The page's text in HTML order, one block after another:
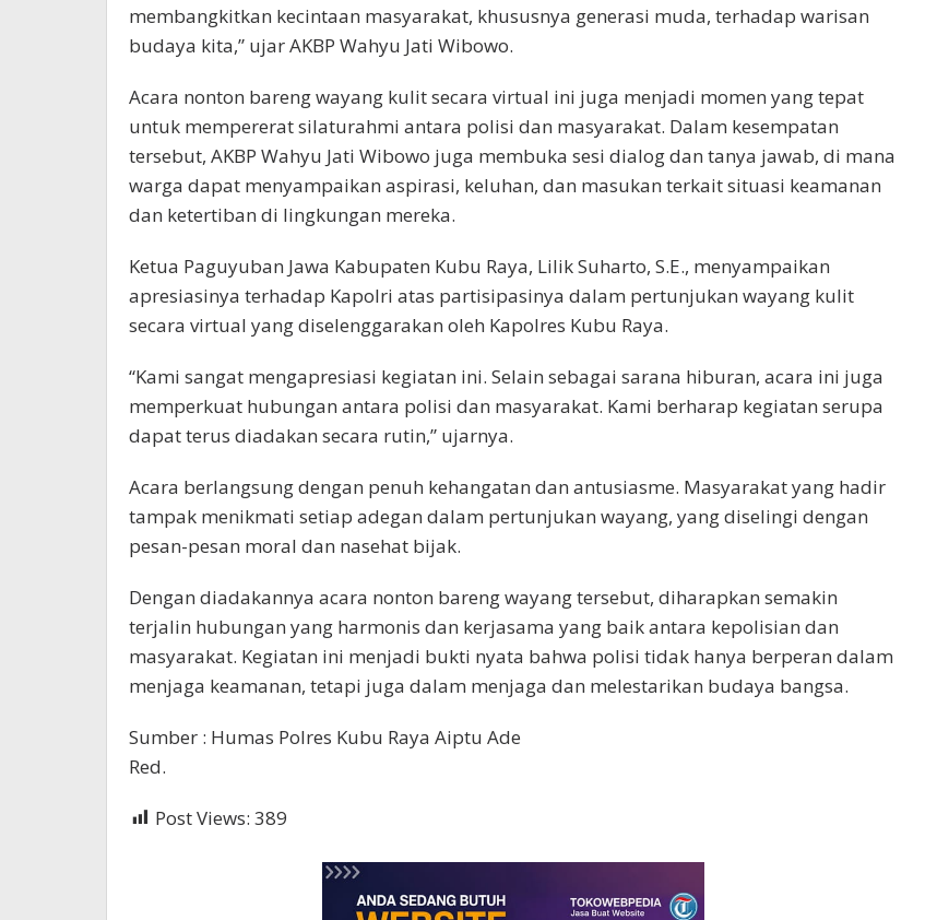
membangkitkan kecintaan masyarakat, khususnya generasi muda, terhadap warisan
budaya kita,” ujar AKBP Wahyu Jati Wibowo.
Acara nonton bareng wayang kulit secara virtual ini juga menjadi momen yang tepat
untuk mempererat silaturahmi antara polisi dan masyarakat. Dalam kesempatan
tersebut, AKBP Wahyu Jati Wibowo juga membuka sesi dialog dan tanya jawab, di mana
warga dapat menyampaikan aspirasi, keluhan, dan masukan terkait situasi keamanan
dan ketertiban di lingkungan mereka.
Ketua Paguyuban Jawa Kabupaten Kubu Raya, Lilik Suharto, S.E., menyampaikan
apresiasinya terhadap Kapolri atas partisipasinya dalam pertunjukan wayang kulit
secara virtual yang diselenggarakan oleh Kapolres Kubu Raya.
“Kami sangat mengapresiasi kegiatan ini. Selain sebagai sarana hiburan, acara ini juga
memperkuat hubungan antara polisi dan masyarakat. Kami berharap kegiatan serupa
dapat terus diadakan secara rutin,” ujarnya.
Acara berlangsung dengan penuh kehangatan dan antusiasme. Masyarakat yang hadir
tampak menikmati setiap adegan dalam pertunjukan wayang, yang diselingi dengan
pesan-pesan moral dan nasehat bijak.
Dengan diadakannya acara nonton bareng wayang tersebut, diharapkan semakin
terjalin hubungan yang harmonis dan kerjasama yang baik antara kepolisian dan
masyarakat. Kegiatan ini menjadi bukti nyata bahwa polisi tidak hanya berperan dalam
menjaga keamanan, tetapi juga dalam menjaga dan melestarikan budaya bangsa.
Sumber : Humas Polres Kubu Raya Aiptu Ade
Red.
Post Views: 389